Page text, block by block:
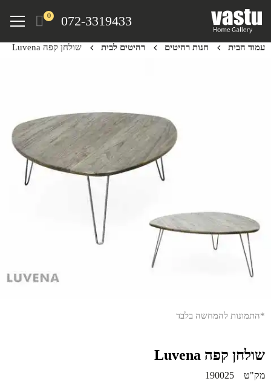
072-3319433
0
Menu
עמוד הבית חנות רהיטים רהיטים לבית שולחן קפה Luvena
*התמונות להמחשה בלבד
שולחן קפה Luvena
מק"ט 190025